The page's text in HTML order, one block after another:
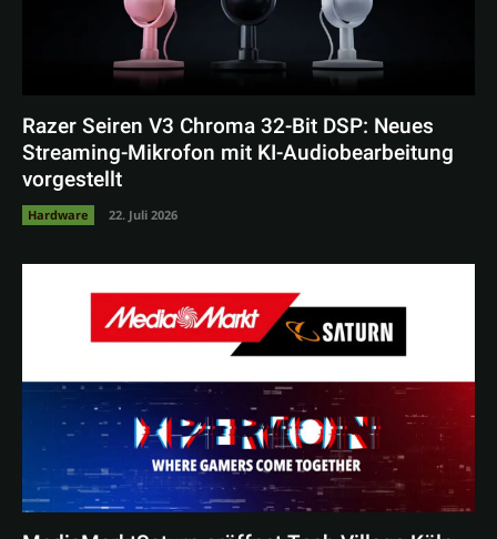
Razer Seiren V3 Chroma 32-Bit DSP: Neues
Streaming-Mikrofon mit KI-Audiobearbeitung
vorgestellt
Hardware 22. Juli 2026